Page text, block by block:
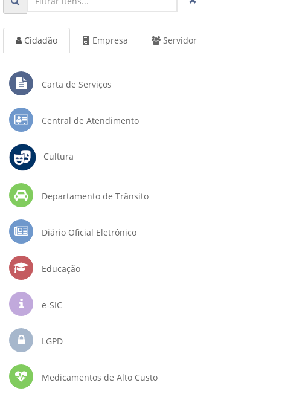
Cidadão Empresa Servidor
Carta de Serviços
Central de Atendimento
Cultura
Departamento de Trânsito
Diário Oficial Eletrônico
Educação
e-SIC
LGPD
Medicamentos de Alto Custo